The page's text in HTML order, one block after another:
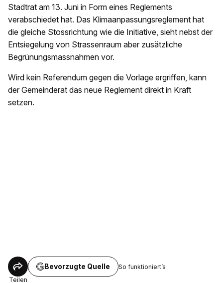
Stadtrat am 13. Juni in Form eines Reglements
verabschiedet hat. Das Klimaanpassungsreglement hat
die gleiche Stossrichtung wie die Initiative, sieht nebst der
Entsiegelung von Strassenraum aber zusätzliche
Begrünungsmassnahmen vor.
Wird kein Referendum gegen die Vorlage ergriffen, kann
der Gemeinderat das neue Reglement direkt in Kraft
setzen.
Teilen
Bevorzugte Quelle So funktioniert’s